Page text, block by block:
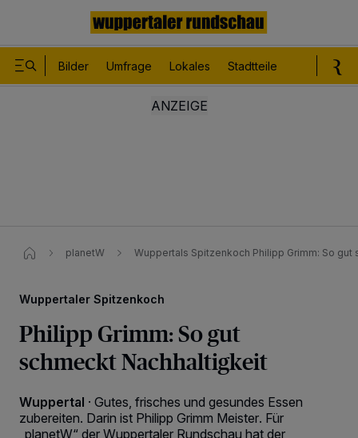
Bilder Umfrage Lokales Stadtteile
planetW Wuppertals Spitzenkoch​ Philipp Grimm: So
Wuppertaler Spitzenkoch
Philipp Grimm: So gut
schmeckt Nachhaltigkeit
Wuppertal · Gutes, frisches und gesundes Essen
zubereiten. Darin ist Philipp Grimm Meister. Für
„planetW“ der Wuppertaler Rundschau hat der